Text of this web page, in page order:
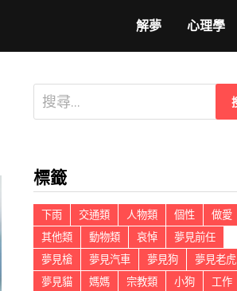
解夢 心理學
搜
尋
字:
標籤
下雨 交通類 人物類 個性
做愛
其他類
動物類 哀悼
夢見前任
夢見槍
夢見汽車 夢見狗
夢見老虎
夢見貓
媽媽 宗教類 小狗
工作